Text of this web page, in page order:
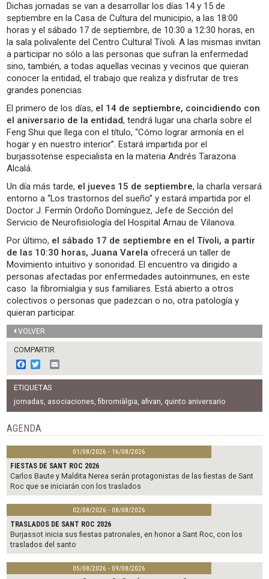
Dichas jornadas se van a desarrollar los días 14 y 15 de
septiembre en la Casa de Cultura del municipio, a las 18:00
horas y el sábado 17 de septiembre, de 10:30 a 12:30 horas, en
la sala polivalente del Centro Cultural Tívoli. A las mismas invitan
a participar no sólo a las personas que sufran la enfermedad
sino, también, a todas aquellas vecinas y vecinos que quieran
conocer la entidad, el trabajo que realiza y disfrutar de tres
grandes ponencias.
El primero de los días, el 14 de septiembre, coincidiendo con
el aniversario de la entidad, tendrá lugar una charla sobre el
Feng Shui que llega con el título, “Cómo lograr armonía en el
hogar y en nuestro interior”. Estará impartida por el
burjassotense especialista en la materia Andrés Tarazona
Alcalá.
Un día más tarde, el jueves 15 de septiembre, la charla versará
entorno a “Los trastornos del sueño” y estará impartida por el
Doctor J. Fermín Ordoño Domínguez, Jefe de Sección del
Servicio de Neurofisiología del Hospital Arnau de Vilanova.
Por último, el sábado 17 de septiembre en el Tívoli, a partir
de las 10:30 horas, Juana Varela ofrecerá un taller de
Movimiento intuitivo y sonoridad. El encuentro va dirigido a
personas afectadas por enfermedades autoinmunes, en este
caso la fibromialgia y sus familiares. Está abierto a otros
colectivos o personas que padezcan o no, otra patología y
quieran participar.
VOLVER
COMPARTIR
F
a
c
e
b
o
o
k
w
i
t
t
e
m
a
l
ETIQUETAS
jornadas, asociaciones,fibromiàlgia, afivan, quinto aniversario
AGENDA
01/08/2026 - 16/08/2026
FIESTAS DE SANT ROC 2026
Carlos Baute y Maldita Nerea serán protagonistas de las fiestas de Sant
Roc que se iniciarán con los traslados
02/08/2026 - 08/08/2026
TRASLADOS DE SANT ROC 2026
Burjassot inicia sus fiestas patronales, en honor a Sant Roc, con los
traslados del santo
05/08/2026 - 09/08/2026